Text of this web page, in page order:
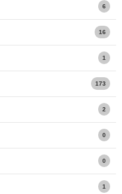
6
16
1
173
2
0
0
1